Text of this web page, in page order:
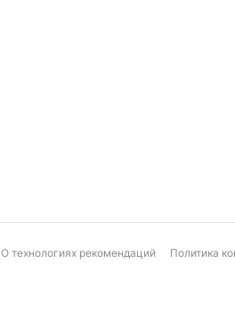
О технологиях рекомендаций Политика